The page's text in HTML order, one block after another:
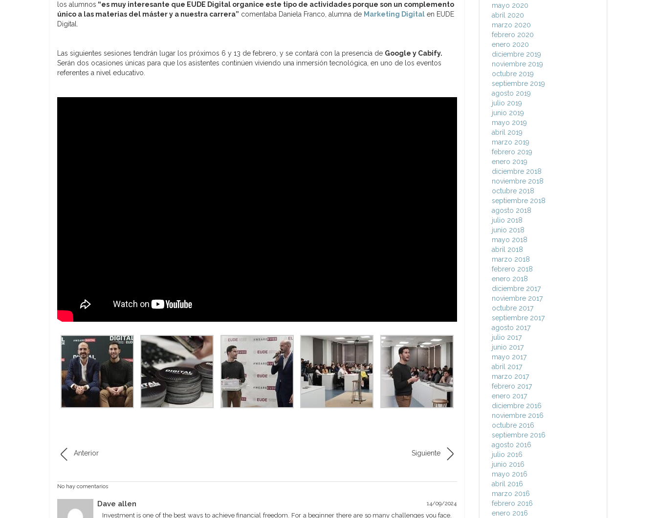
los alumnos “es muy interesante que EUDE Digital organice este tipo de actividades porque son un complemento
único a las materias del máster y a nuestra carrera” comentaba Daniela Franco, alumna de Marketing Digital en EUDE
Digital.
Las siguientes sesiones tendrán lugar los próximos 6 y 13 de febrero, y se contará con la presencia de Google y Cabify.
Serán dos ocasiones únicas para que los asistentes continúen viviendo una inmersión tecnológica, en uno de los eventos
referentes a nivel educativo.
Anterior Siguiente
No hay comentarios
Dave allen 14/09/2024
Investment is one of the best ways to achieve financial freedom. For a beginner there are so many challenges you face.
mayo 2020
abril 2020
marzo 2020
febrero 2020
enero 2020
diciembre 2019
noviembre 2019
octubre 2019
septiembre 2019
agosto 2019
julio 2019
junio 2019
mayo 2019
abril 2019
marzo 2019
febrero 2019
enero 2019
diciembre 2018
noviembre 2018
octubre 2018
septiembre 2018
agosto 2018
julio 2018
junio 2018
mayo 2018
abril 2018
marzo 2018
febrero 2018
enero 2018
diciembre 2017
noviembre 2017
octubre 2017
septiembre 2017
agosto 2017
julio 2017
junio 2017
mayo 2017
abril 2017
marzo 2017
febrero 2017
enero 2017
diciembre 2016
noviembre 2016
octubre 2016
septiembre 2016
agosto 2016
julio 2016
junio 2016
mayo 2016
abril 2016
marzo 2016
febrero 2016
enero 2016